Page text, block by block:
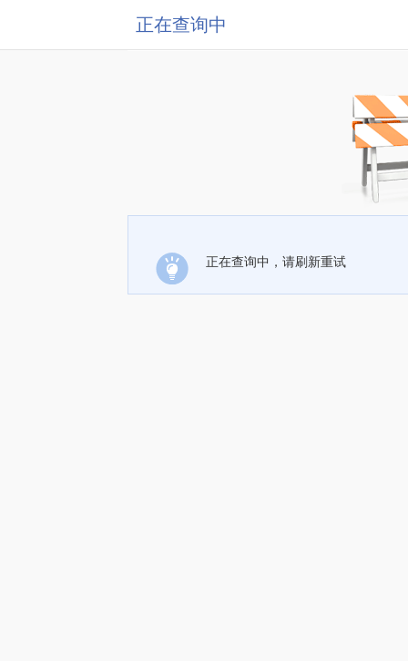
正在查询中
正在查询中，请刷新重试